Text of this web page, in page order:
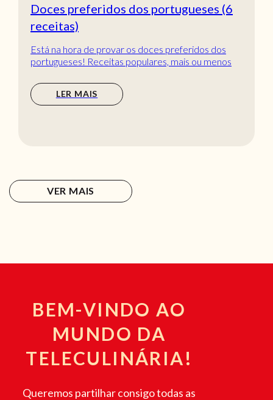
Doces preferidos dos portugueses (6
receitas)
Está na hora de provar os doces preferidos dos
portugueses! Receitas populares, mais ou menos
LER MAIS
VER MAIS
BEM-VINDO AO
MUNDO DA
TELECULINÁRIA!
Queremos partilhar consigo todas as